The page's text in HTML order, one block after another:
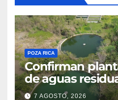
POZA RICA
Confirman
de aguas
7 AGOSTO, 2026